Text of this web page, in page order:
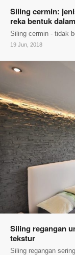
Siling cermin:
reka bentuk
Siling cermin - tidak
19 Jun, 2018
Siling regangan
tekstur
Siling regangan